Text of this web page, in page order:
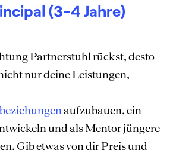
(3-4 Jahre)
Partnerstuhl rückst, desto
nur deine Leistungen,
aufzubauen, ein
und als Mentor jüngere
Gib etwas von dir Preis und